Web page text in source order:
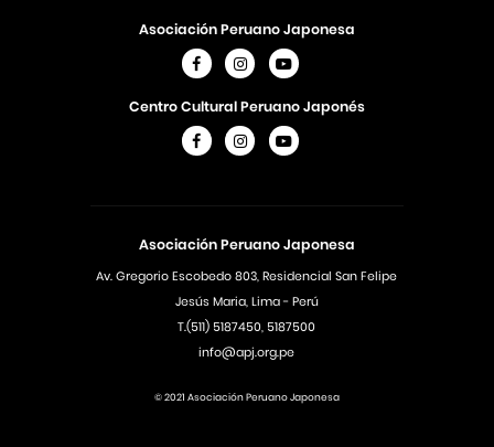
Asociación Peruano Japonesa
Av. Gregorio Escobedo 803, Residencial San Felipe
Jesús Maria, Lima - Perú
T.(511) 5187450, 5187500
info@apj.org.pe
Asociación Peruano Japonesa
Centro Cultural Peruano Japonés
© 2021 Asociación Peruano Japonesa